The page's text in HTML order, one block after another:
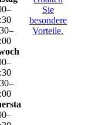
–
:30
30–
00
–
:30
30–
00
–
Sie
besondere
Vorteile.